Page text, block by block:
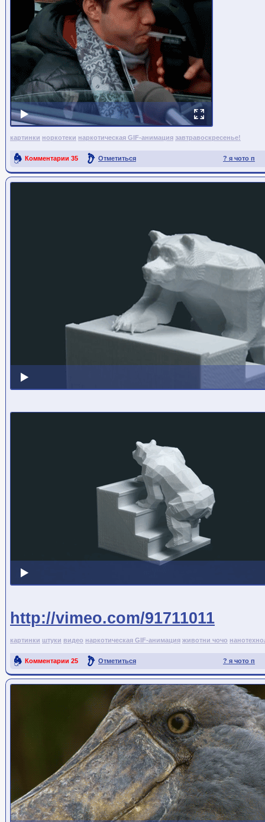
картинки норкотеки наркотическая GIF-анимация завтравоскресенье!
? я чото п
Комментарии 35 Отметиться
Ссылка на пост
http://vimeo.com/91711011
картинки штуки видео наркотическая GIF-анимация животни чочо
? я чото п
Комментарии 25 Отметиться
Ссылка на пост